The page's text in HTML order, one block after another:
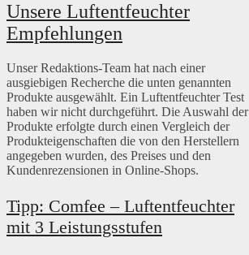
Unsere Luftentfeuchter
Empfehlungen
Unser Redaktions-Team hat nach einer
ausgiebigen Recherche die unten genannten
Produkte ausgewählt. Ein Luftentfeuchter Test
haben wir nicht durchgeführt. Die Auswahl der
Produkte erfolgte durch einen Vergleich der
Produkteigenschaften die von den Herstellern
angegeben wurden, des Preises und den
Kundenrezensionen in Online-Shops.
Tipp: Comfee – Luftentfeuchter
mit 3 Leistungsstufen